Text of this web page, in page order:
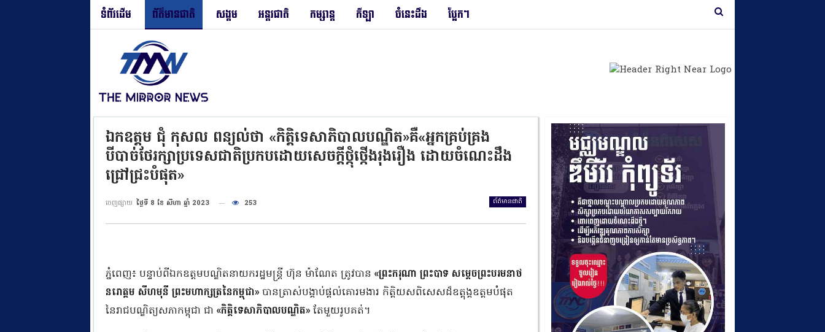
ទំព័រដើម ព័ត៌មានជាតិ សង្គម អន្តរជាតិ កម្សាន្ត កីឡា ចំនេះដឹង ប្លែកៗ
ឯកឧត្តម ជុំ កុសល ពន្យល់ថា «កិត្តិទេសាភិបាលបណ្ឌិត»គឺ«អ្នកគ្រប់គ្រង
បីបាច់ថែរក្សាប្រទេសជាតិប្រកបដោយសេចក្តីថ្កុំថ្កើងរុងរឿង ដោយចំណេះដឹង
ជ្រៅជ្រះបំផុត»
ព័ត៌មានជាតិ
ចេញផ្សាយ ថ្ងៃទី 8 ខែ សីហា ឆ្នាំ 2023 253
ភ្នំពេញ៖ បន្ទាប់ពីឯកឧត្តមបណ្ឌិតនាយករដ្ឋមន្ត្រី ហ៊ុន ម៉ាណែត ត្រូវបាន «ព្រះករុណា ព្រះបាទ សម្តេចព្រះបរមនាថ
នរោត្តម សីហមុនី ព្រះមហាក្សត្រនៃកម្ពុជា» បានត្រាស់បង្គាប់ផ្តល់គោរមងារ កិត្តិយសពិសេសដ៏ឧត្តុង្គឧត្តមបំផុត
នៃរាជបណ្ឌិត្យសភាកម្ពុជា ជា «កិត្តិទេសាភិបាលបណ្ឌិត» តែមួយរូបគត់។